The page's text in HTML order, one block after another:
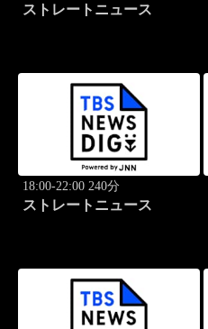
ストレートニュース
18:00-22:00 240分
ストレートニュース